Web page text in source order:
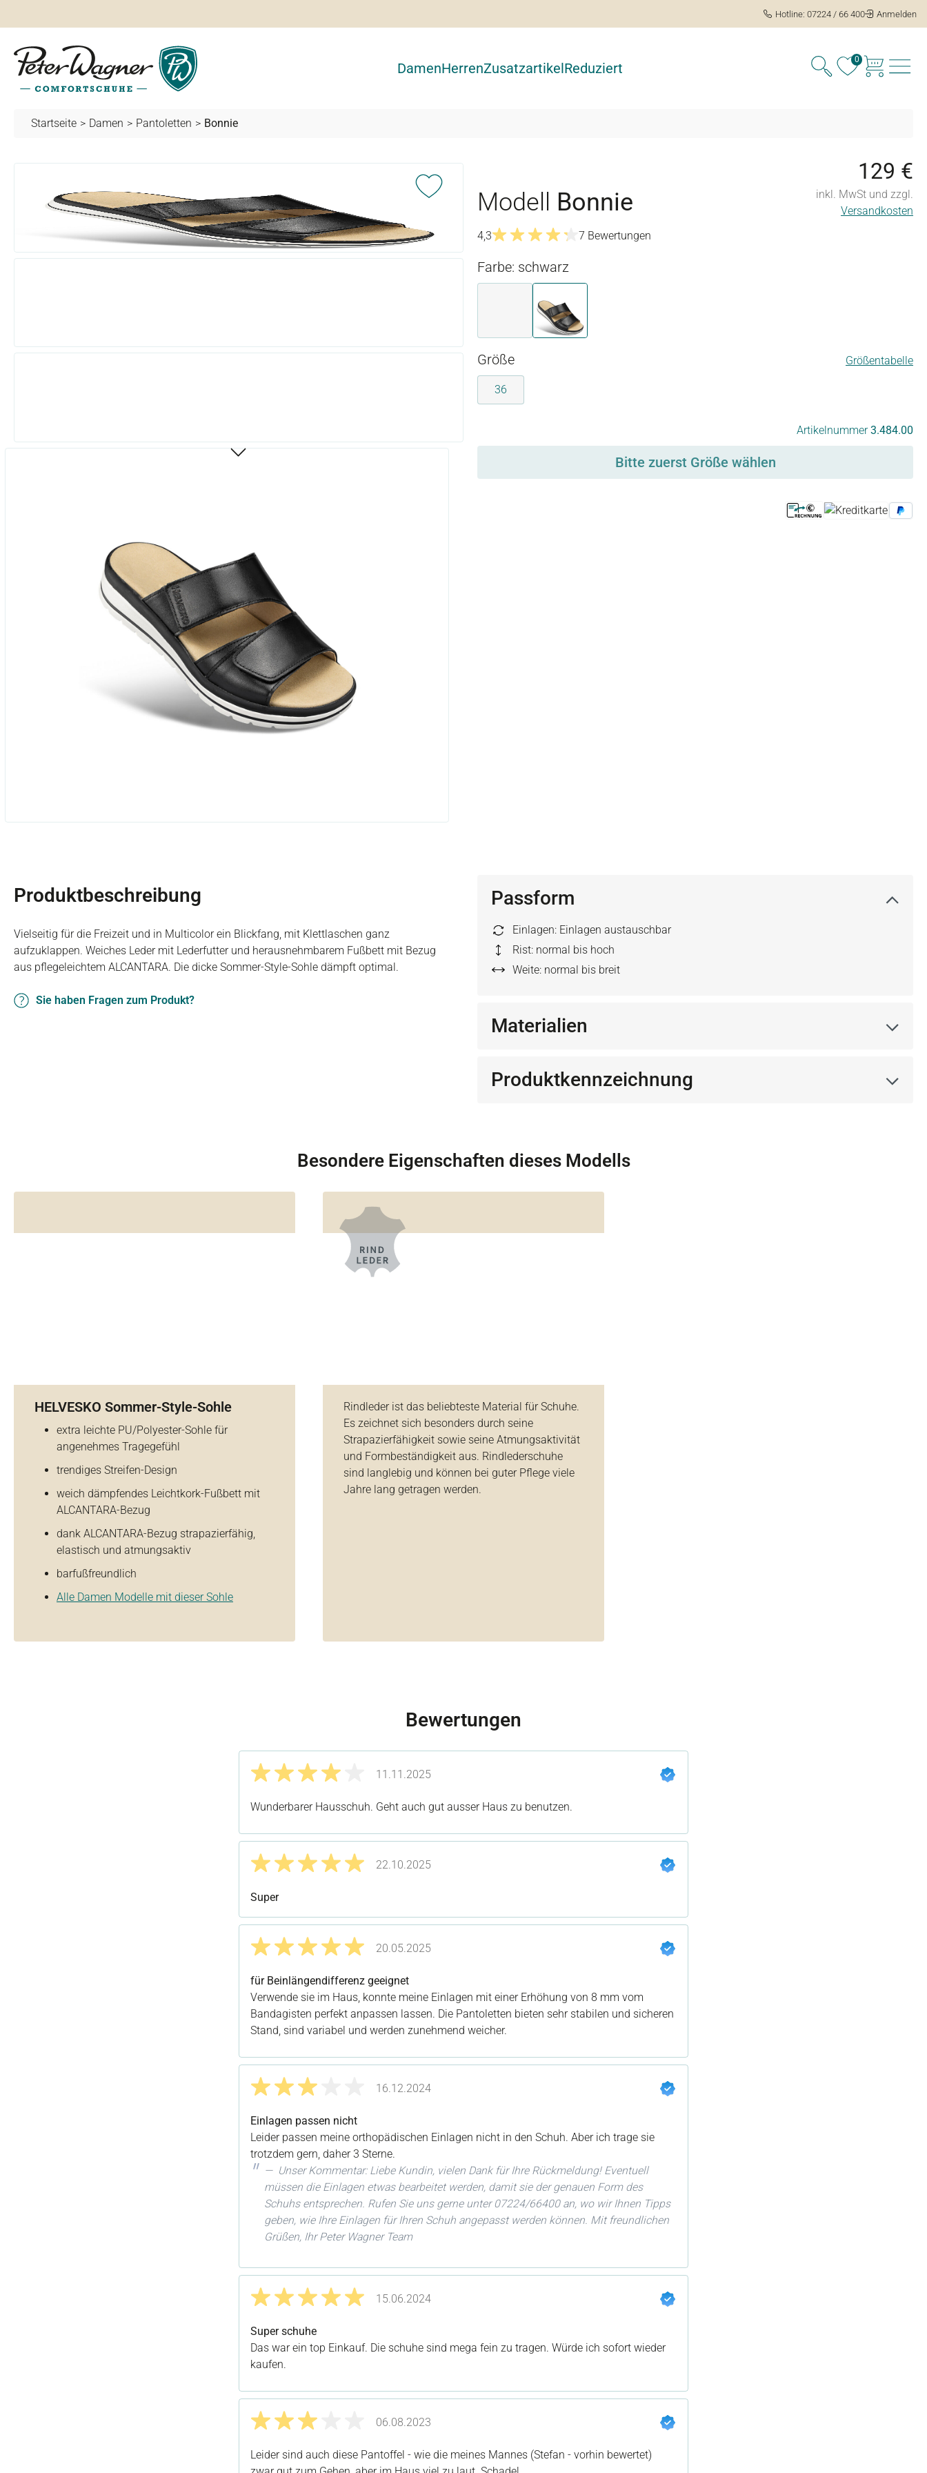
Hotline: 07224 / 66 400 Anmelden
DamenHerrenZusatzartikelReduziert
0
Startseite > Damen > Pantoletten > Bonnie
Modell Bonnie
4,3
7 Bewertungen
129 €
inkl. MwSt und zzgl.
Versandkosten
Farbe: schwarz
multicolor schwarz
Größeauswählen Größentabelle
36
Artikelnummer3.484.00
Bitte zuerst Größe wählen
Produktbeschreibung
Vielseitig für die Freizeit und in Multicolor ein Blickfang, mit Klettlaschen ganz
aufzuklappen. Weiches Leder mit Lederfutter und herausnehmbarem Fußbett mit Bezug
aus pflegeleichtem ALCANTARA. Die dicke Sommer-Style-Sohle dämpft optimal.
Sie haben Fragen zum Produkt?
Passform
Einlagen: Einlagen austauschbar
Rist: normal bis hoch
Weite: normal bis breit
Materialien
Produktkennzeichnung
Besondere Eigenschaften dieses Modells
HELVESKO Sommer-Style-Sohle
extra leichte PU/Polyester-Sohle für
angenehmes Tragegefühl
trendiges Streifen-Design
weich dämpfendes Leichtkork-Fußbett mit
ALCANTARA-Bezug
dank ALCANTARA-Bezug strapazierfähig,
elastisch und atmungsaktiv
barfußfreundlich
Alle Damen Modelle mit dieser Sohle
Rindleder ist das beliebteste Material für Schuhe.
Es zeichnet sich besonders durch seine
Strapazierfähigkeit sowie seine Atmungsaktivität
und Formbeständigkeit aus. Rindlederschuhe
sind langlebig und können bei guter Pflege viele
Jahre lang getragen werden.
Bewertungen
11.11.2025
Wunderbarer Hausschuh. Geht auch gut ausser Haus zu benutzen.
22.10.2025
Super
20.05.2025
für Beinlängendifferenz geeignet
Verwende sie im Haus, konnte meine Einlagen mit einer Erhöhung von 8 mm vom
Bandagisten perfekt anpassen lassen. Die Pantoletten bieten sehr stabilen und sicheren
Stand, sind variabel und werden zunehmend weicher.
16.12.2024
Einlagen passen nicht
Leider passen meine orthopädischen Einlagen nicht in den Schuh. Aber ich trage sie
trotzdem gern, daher 3 Sterne.
Unser Kommentar: Liebe Kundin, vielen Dank für Ihre Rückmeldung! Eventuell
müssen die Einlagen etwas bearbeitet werden, damit sie der genauen Form des
Schuhs entsprechen. Rufen Sie uns gerne unter 07224/66400 an, wo wir Ihnen Tipps
geben, wie Ihre Einlagen für Ihren Schuh angepasst werden können. Mit freundlichen
Grüßen, Ihr Peter Wagner Team
15.06.2024
Super schuhe
Das war ein top Einkauf. Die schuhe sind mega fein zu tragen. Würde ich sofort wieder
kaufen.
06.08.2023
Leider sind auch diese Pantoffel - wie die meines Mannes (Stefan - vorhin bewertet)